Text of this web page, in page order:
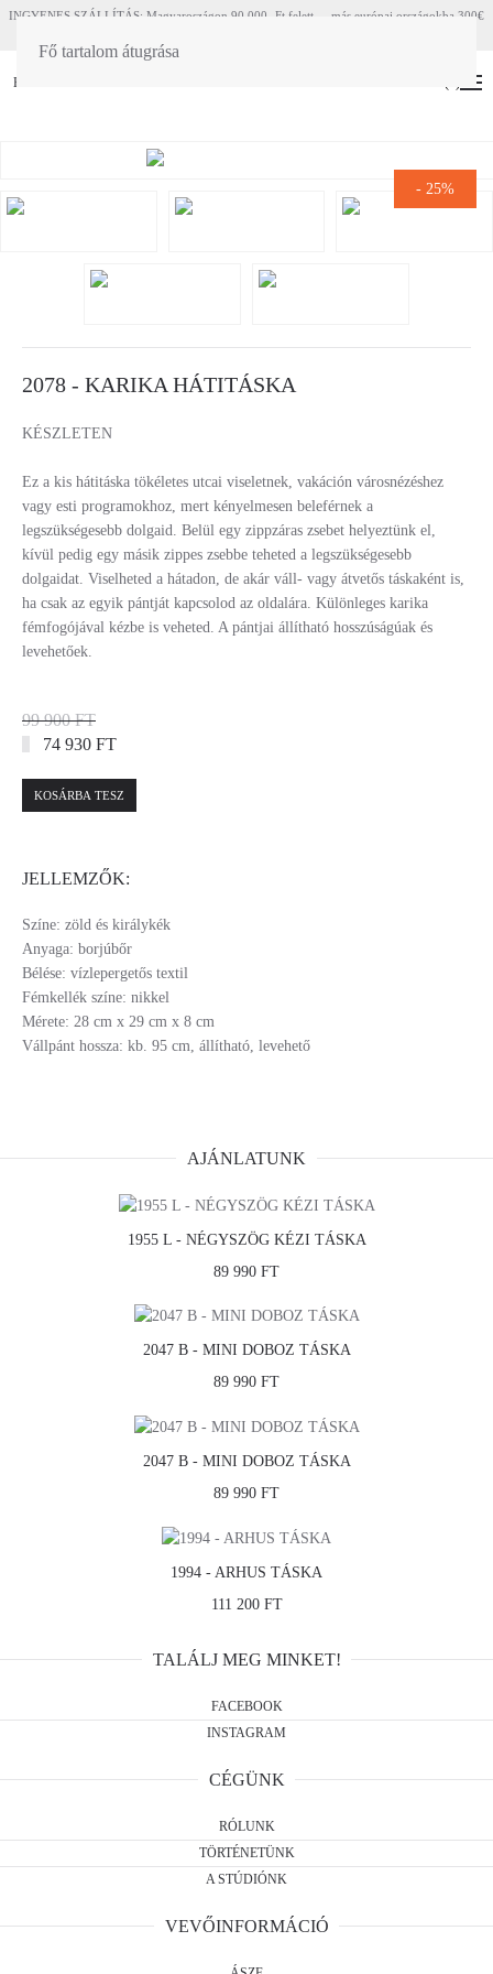
Fő tartalom átugrása
HU
INGYENES SZÁLLÍTÁS: Magyaroszágon 90 000.-Ft felett - más európai országokba 300€
- 25%
2078 - KARIKA HÁTITÁSKA
KÉSZLETEN
Ez a kis hátitáska tökéletes utcai viseletnek, vakáción városnézéshez
vagy esti programokhoz, mert kényelmesen beleférnek a
legszükségesebb dolgaid. Belül egy zippzáras zsebet helyeztünk el,
kívül pedig egy másik zippes zsebbe teheted a legszükségesebb
dolgaidat. Viselheted a hátadon, de akár váll- vagy átvetős táskaként is,
ha csak az egyik pántját kapcsolod az oldalára. Különleges karika
fémfogójával kézbe is veheted. A pántjai állítható hosszúságúak és
levehetőek.
99 900 FT
74 930 FT
KOSÁRBA TESZ
JELLEMZŐK:
Színe: zöld és királykék
Anyaga: borjúbőr
Bélése: vízlepergetős textil
Fémkellék színe: nikkel
Mérete: 28 cm x 29 cm x 8 cm
Vállpánt hossza: kb. 95 cm, állítható, levehető
AJÁNLATUNK
1955 L - NÉGYSZÖG KÉZI TÁSKA
89 990 FT
2047 B - MINI DOBOZ TÁSKA
89 990 FT
2047 B - MINI DOBOZ TÁSKA
89 990 FT
1994 - ARHUS TÁSKA
111 200 FT
TALÁLJ MEG MINKET!
FACEBOOK
INSTAGRAM
CÉGÜNK
RÓLUNK
TÖRTÉNETÜNK
A STÚDIÓNK
VEVŐINFORMÁCIÓ